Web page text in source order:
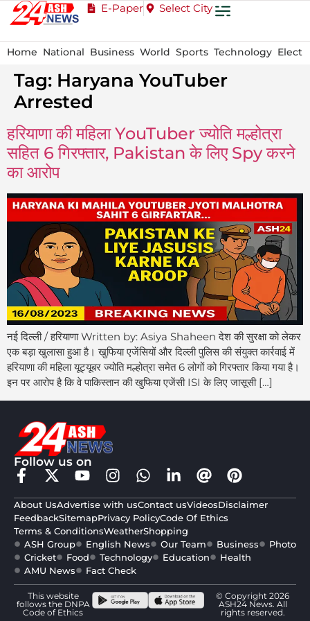
E-Paper Select City
Home National Business World Sports Technology
Tag: Haryana YouTuber
Arrested
हरियाणा की महिला YouTuber ज्योति मल्होत्रा
सहित 6 गिरफ्तार, Pakistan के लिए Spy करने
का आरोप
नई दिल्ली / हरियाणा Written by: Asiya Shaheen देश की सुरक्षा को लेकर
एक बड़ा खुलासा हुआ है। खुफिया एजेंसियों और दिल्ली पुलिस की संयुक्त कार्रवाई में
हरियाणा की महिला यूट्यूबर ज्योति मल्होत्रा समेत 6 लोगों को गिरफ्तार किया गया है।
इन पर आरोप है कि वे पाकिस्तान की खुफिया एजेंसी ISI के लिए जासूसी […]
Follow us on
About UsAdvertise with usContact usVideosDisclaimer
FeedbackSitemapPrivacy PolicyCode Of Ethics
Terms & ConditionsWeatherShopping
ASH Group
English News Our Team Business
Photo
Cricket
Food Technology Education
Health
AMU News
Fact Check
This website
follows the DNPA
Code of Ethics
© Copyright 2026
ASH24 News. All
rights reserved.